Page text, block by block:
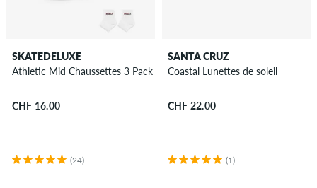
SKATEDELUXE
Athletic Mid Chaussettes 3 Pack
CHF 16.00
(24)
SANTA CRUZ
Coastal Lunettes de soleil
CHF 22.00
(1)